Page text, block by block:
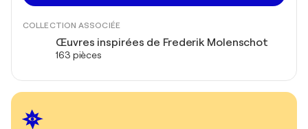
COLLECTION ASSOCIÉE
Œuvres inspirées de Frederik Molenschot
163 pièces